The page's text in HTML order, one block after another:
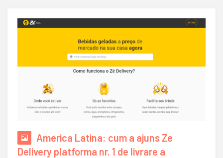
America Latina: cum a ajuns Ze
Delivery platforma nr. 1 de livrare a